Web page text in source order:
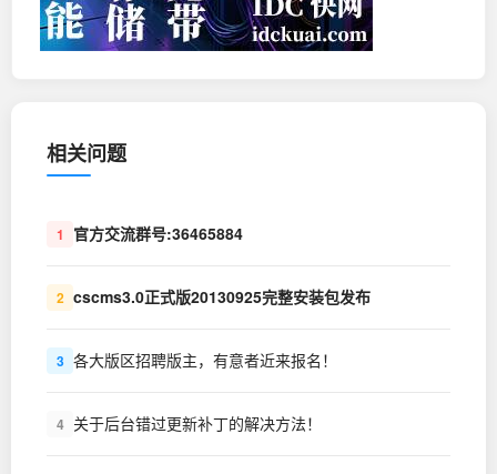
相关问题
1 官方交流群号:36465884
2 cscms3.0正式版20130925完整安装包发布
3 各大版区招聘版主，有意者近来报名！
4 关于后台错过更新补丁的解决方法！